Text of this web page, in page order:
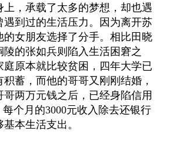
，承载了太多的梦想，却也遇
遇到过的生活压力。因为离开苏
的女朋友选择了分手。相比田晓
的张如兵则陷入生活困窘之
庭原本就比较贫困，四年大学已
蓄，而他的哥哥又刚刚结婚，
两万元钱之后，已经身陷信用
个月的3000元收入除去还银行
本生活支出。